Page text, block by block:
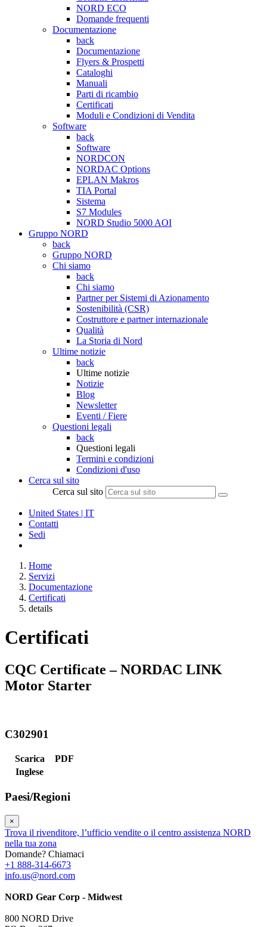
NORD ECO
Domande frequenti
Documentazione
back
Documentazione
Flyers & Prospetti
Cataloghi
Manuali
Parti di ricambio
Certificati
Moduli e Condizioni di Vendita
Software
back
Software
NORDCON
NORDAC Options
EPLAN Makros
TIA Portal
Sistema
S7 Modules
NORD Studio 5000 AOI
Gruppo NORD
back
Gruppo NORD
Chi siamo
back
Chi siamo
Partner per Sistemi di Azionamento
Sostenibilità (CSR)
Costruttore e partner internazionale
Qualità
La Storia di Nord
Ultime notizie
back
Ultime notizie
Notizie
Blog
Newsletter
Eventi / Fiere
Questioni legali
back
Questioni legali
Termini e condizioni
Condizioni d'uso
Cerca sul sito
Cerca sul sito
United States | IT
Contatti
Sedi
Home
Servizi
Documentazione
Certificati
details
Certificati
CQC Certificate – NORDAC LINK
Motor Starter
C302901
Scarica
PDF
Inglese
Paesi/Regioni
×
Trova il rivenditore, l’ufficio vendite o il centro assistenza NORD
nella tua zona
Domande? Chiamaci
+1 888-314-6673
info.us@nord.com
NORD Gear Corp - Midwest
800 NORD Drive